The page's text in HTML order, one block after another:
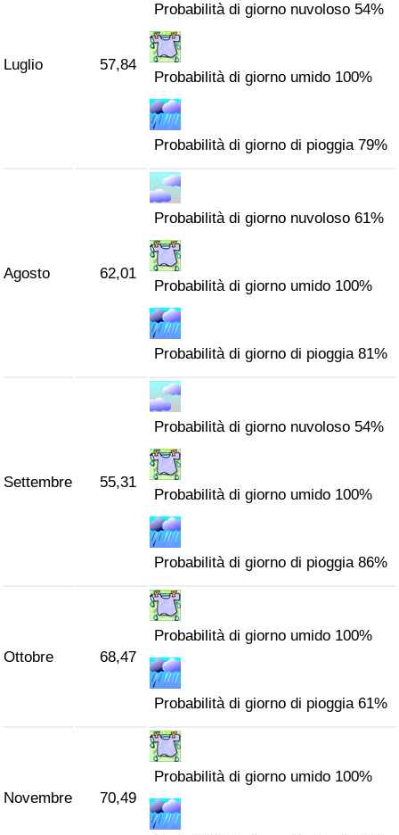
Luglio 57,84
Probabilità di giorno nuvoloso 54%
Probabilità di giorno umido 100%
Probabilità di giorno di pioggia 79%
Agosto 62,01
Probabilità di giorno nuvoloso 61%
Probabilità di giorno umido 100%
Probabilità di giorno di pioggia 81%
Settembre 55,31
Probabilità di giorno nuvoloso 54%
Probabilità di giorno umido 100%
Probabilità di giorno di pioggia 86%
Ottobre 68,47
Probabilità di giorno umido 100%
Probabilità di giorno di pioggia 61%
Novembre 70,49
Probabilità di giorno umido 100%